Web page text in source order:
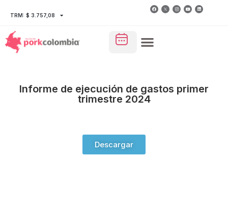
TRM: $ 3.757,08
Informe de ejecución de gastos primer
trimestre 2024
Descargar